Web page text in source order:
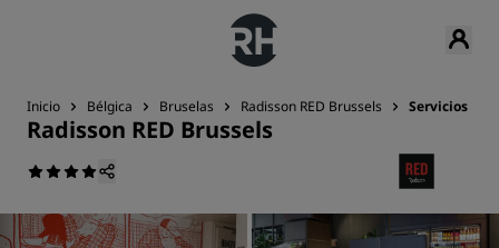
Inicio Bélgica Bruselas Radisson RED Brussels Servicios
Radisson RED Brussels